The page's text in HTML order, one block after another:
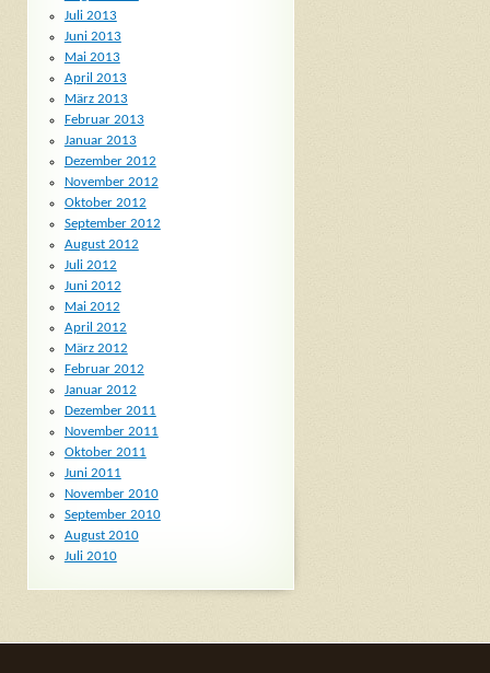
Juli 2013
Juni 2013
Mai 2013
April 2013
März 2013
Februar 2013
Januar 2013
Dezember 2012
November 2012
Oktober 2012
September 2012
August 2012
Juli 2012
Juni 2012
Mai 2012
April 2012
März 2012
Februar 2012
Januar 2012
Dezember 2011
November 2011
Oktober 2011
Juni 2011
November 2010
September 2010
August 2010
Juli 2010